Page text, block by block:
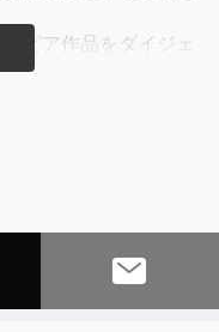
ピア作品をダイジェ
と決め付け、つむじ
しい。